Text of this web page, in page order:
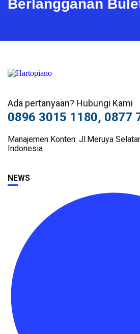
Berlangganan
Ada pertanyaan? Hubungi Kami
0896 3015 1180, 0877
Manajemen Konten: Jl.Meruya
Indonesia
NEWS